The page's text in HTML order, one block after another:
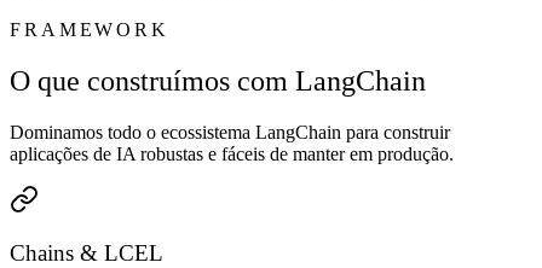
FRAMEWORK
O que construímos com LangChain
Dominamos todo o ecossistema LangChain para construir
aplicações de IA robustas e fáceis de manter em produção.
Chains & LCEL